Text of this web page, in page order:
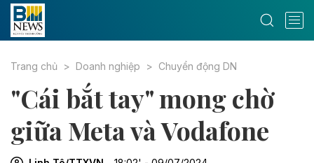
Trang chủ Doanh nghiệp Chuyển động DN
"Cái bắt tay" mong chờ
giữa Meta và Vodafone